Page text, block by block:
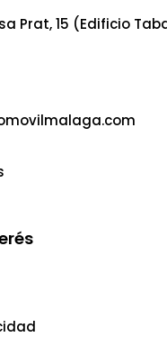
Prat, 15 (Edificio